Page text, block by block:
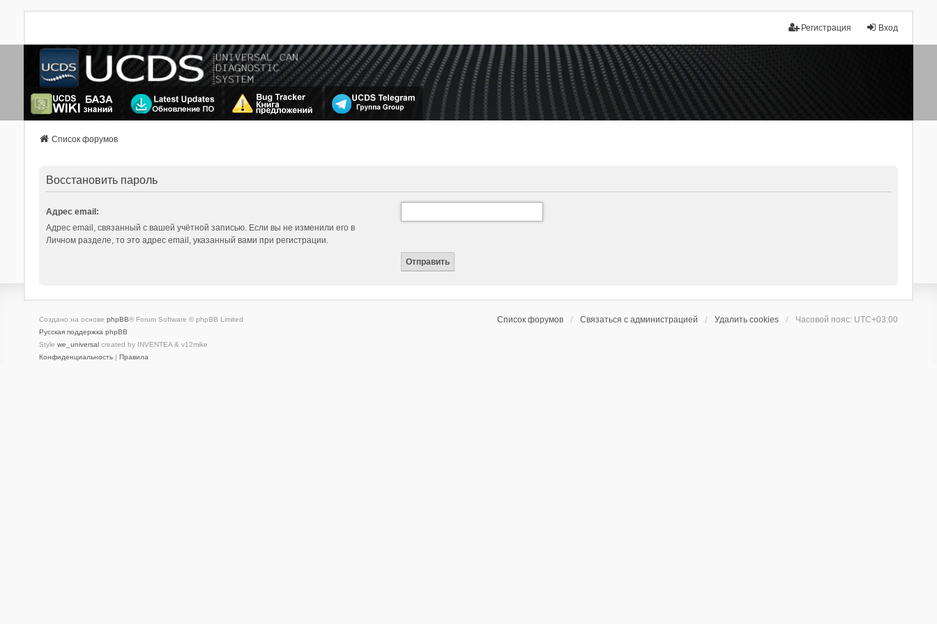
Вход
Регистрация
Список форумов
Восстановить пароль
Адрес email:
Адрес email, связанный с вашей учётной записью. Если вы не изменили его в
Личном разделе, то это адрес email, указанный вами при регистрации.
Список форумов Связаться с администрацией Удалить cookies Часовой пояс: UTC+03:00
Создано на основе phpBB® Forum Software © phpBB Limited
Русская поддержка phpBB
Style we_universalcreated by INVENTEA & v12mike
Конфиденциальность| Правила